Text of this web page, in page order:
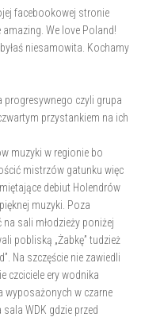
facebookowej stronie
We love Poland!
niesamowita. Kochamy
progresywnego czyli grupa
przystankiem na ich
muzyki w regionie bo
mistrzów gatunku więc
debiut Holendrów
muzyki. Poza
sali młodzieży poniżej
pobliską „Żabkę” tudzież
Na szczęście nie zawiedli
czciciele ery wodnika
wyposażonych w czarne
WDK gdzie przed